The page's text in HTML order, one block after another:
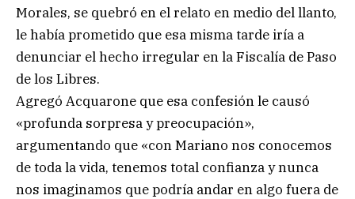
Morales, se quebró en el relato en medio del llanto,
le había prometido que esa misma tarde iría a
denunciar el hecho irregular en la Fiscalía de Paso
de los Libres.
Agregó Acquarone que esa confesión le causó
«profunda sorpresa y preocupación»,
argumentando que «con Mariano nos conocemos
de toda la vida, tenemos total confianza y nunca
nos imaginamos que podría andar en algo fuera de